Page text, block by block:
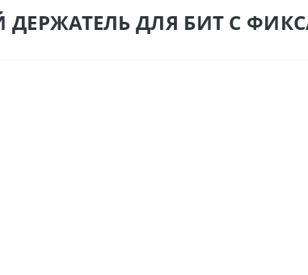
ДЛЯ БИТ С